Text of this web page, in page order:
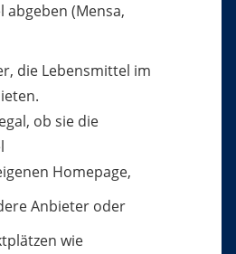
abgeben (Mensa,
die Lebensmittel im
ob sie die
Homepage,
Anbieter oder
wie